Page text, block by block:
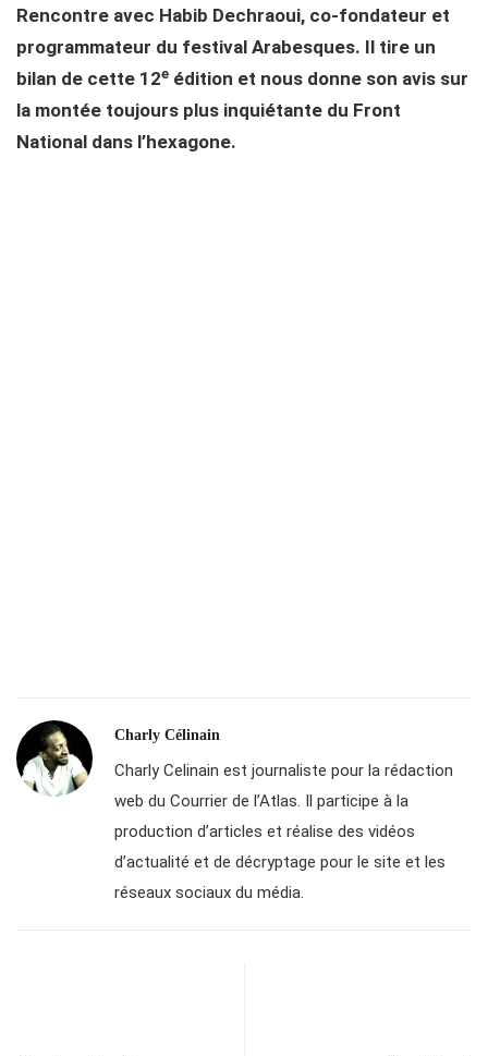
Rencontre avec Habib Dechraoui, co-fondateur et
programmateur du festival Arabesques. Il tire un
bilan de cette 12e édition et nous donne son avis sur
la montée toujours plus inquiétante du Front
National dans l’hexagone.
Charly Célinain
Charly Celinain est journaliste pour la rédaction
web du Courrier de l’Atlas. Il participe à la
production d’articles et réalise des vidéos
d’actualité et de décryptage pour le site et les
réseaux sociaux du média.